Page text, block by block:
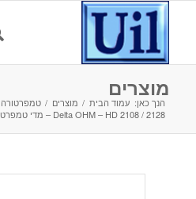
מוצרים
הנך כאן: עמוד הבית / מוצרים / טמפרטורה
Delta OHM – HD 2108 / 2128 – מדי טמפרטורה ניידים לטרמוקפלים...